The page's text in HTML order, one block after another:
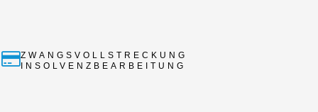
ZWANGSVOLLSTRECKUNG
INSOLVENZBEARBEITUNG